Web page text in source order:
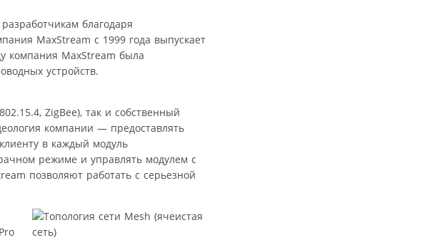
благодаря
MaxStream с 1999 года выпускает
компания MaxStream была
устройств.
ZigBee), так и собственный
компании — предоставлять
в каждый модуль
режиме и управлять модулем с
позволяют работать с серьезной